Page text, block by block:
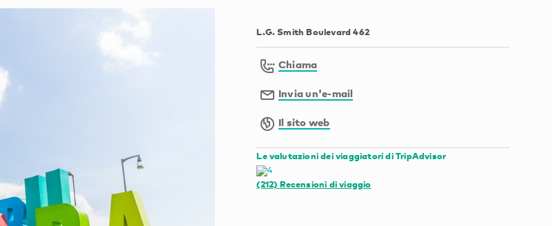
L.G. Smith Boulevard 462
Chiama
Invia un'e-mail
Il sito web
Le valutazioni dei viaggiatori di TripAdvisor
(212) Recensioni di viaggio